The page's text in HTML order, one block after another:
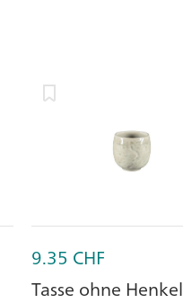
9.35 CHF
Tasse ohne